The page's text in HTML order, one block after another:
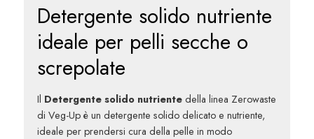
Detergente solido nutriente
ideale per pelli secche o
screpolate
Il Detergente solido nutriente della linea Zerowaste
di Veg-Up è un detergente solido delicato e nutriente,
ideale per prendersi cura della pelle in modo